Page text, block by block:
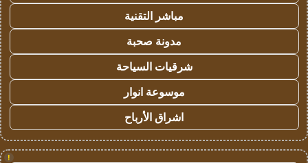
مباشر التقنية
مدونة صحبة
شرقيات السياحة
موسوعة انوار
اشراق الأرباح
!